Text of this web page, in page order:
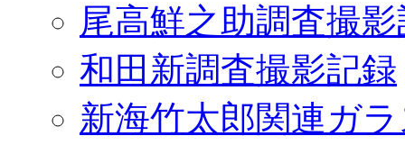
尾高鮮之助調査撮
和田新調査撮影記録
新海竹太郎関連ガ